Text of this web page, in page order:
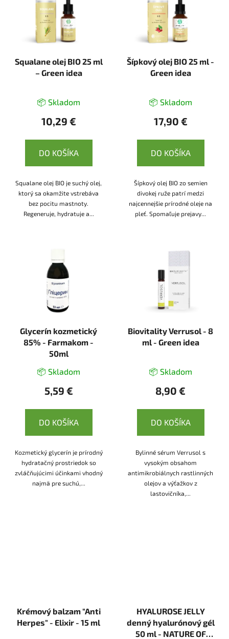
Squalane olej BIO 25 ml
– Green idea
📦 Skladom
10,29 €
DO KOŠÍKA
Squalane olej BIO je suchý olej,
ktorý sa okamžite vstrebáva
bez pocitu mastnoty.
Regeneruje, hydratuje a...
Šípkový olej BIO 25 ml -
Green idea
📦 Skladom
17,90 €
DO KOŠÍKA
Šípkový olej BIO zo semien
divokej ruže patrí medzi
najcennejšie prírodné oleje na
pleť. Spomaľuje prejavy...
Glycerín kozmetický
85% - Farmakom -
50ml
📦 Skladom
5,59 €
DO KOŠÍKA
Kozmetický glycerín je prírodný
hydratačný prostriedok so
zvláčňujúcimi účinkami vhodný
najmä pre suchú,...
Biovitality Verrusol - 8
ml - Green idea
📦 Skladom
8,90 €
DO KOŠÍKA
Bylinné sérum Verrusol s
vysokým obsahom
antimikrobiálnych rastlinných
olejov a výťažkov z
lastovičníka,...
Krémový balzam "Anti
Herpes" - Elixir - 15 ml
HYALUROSE JELLY
denný hyalurónový gél
50 ml - NATURE OF